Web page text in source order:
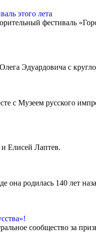
этого лета
фестиваль
Эдуардовича с
с Музеем русского
Елисей Лаптев.
она родилась 140 лет
сообщество за